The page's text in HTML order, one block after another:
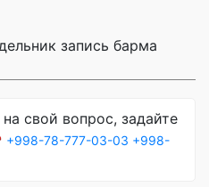
запись барма
свой вопрос, задайте
+998-78-777-03-03 +998-